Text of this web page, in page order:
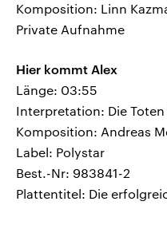
Komposition: Linn
Private Aufnahme
Hier kommt Alex
Länge: 03:55
Interpretation: Die Toten
Komposition: Andreas
Label: Polystar
Best.-Nr: 983841-2
Plattentitel: Die